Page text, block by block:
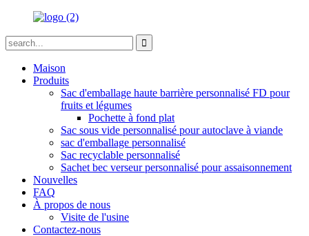
Maison
Produits
Sac d'emballage haute barrière personnalisé FD pour
fruits et légumes
Pochette à fond plat
Sac sous vide personnalisé pour autoclave à viande
sac d'emballage personnalisé
Sac recyclable personnalisé
Sachet bec verseur personnalisé pour assaisonnement
Nouvelles
FAQ
À propos de nous
Visite de l'usine
Contactez-nous